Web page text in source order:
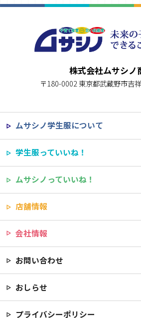
株式会社ムサシノ
〒180-0002 東京都武蔵野市吉
ムサシノ学生服について
学生服っていいね！
ムサシノっていいね！
店舗情報
会社情報
お問い合わせ
おしらせ
プライバシーポリシー